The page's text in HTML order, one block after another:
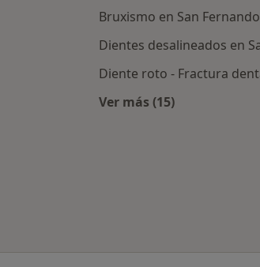
Bruxismo en San Fernando
Dientes desalineados en
Diente roto - Fractura
Ver más (15)